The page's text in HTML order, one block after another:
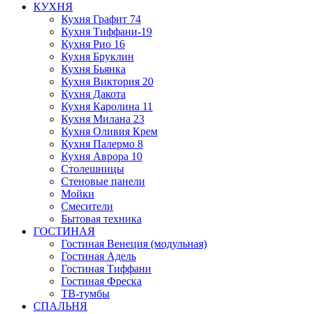
КУХНЯ
Кухня Графит 74
Кухня Тиффани-19
Кухня Рио 16
Кухня Бруклин
Кухня Бьянка
Кухня Виктория 20
Кухня Дакота
Кухня Каролина 11
Кухня Милана 23
Кухня Оливия Крем
Кухня Палермо 8
Кухня Аврора 10
Столешницы
Стеновые панели
Мойки
Смесители
Бытовая техника
ГОСТИНАЯ
Гостиная Венеция (модульная)
Гостиная Адель
Гостиная Тиффани
Гостиная Фреска
ТВ-тумбы
СПАЛЬНЯ